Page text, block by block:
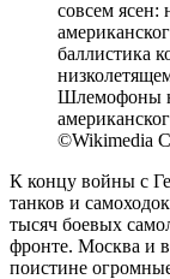
совсем ясен:
баллистика
Шлемофоны
©Wikimedia
К концу войны с
танков и
тысяч боевых
фронте. Москва и
поистине